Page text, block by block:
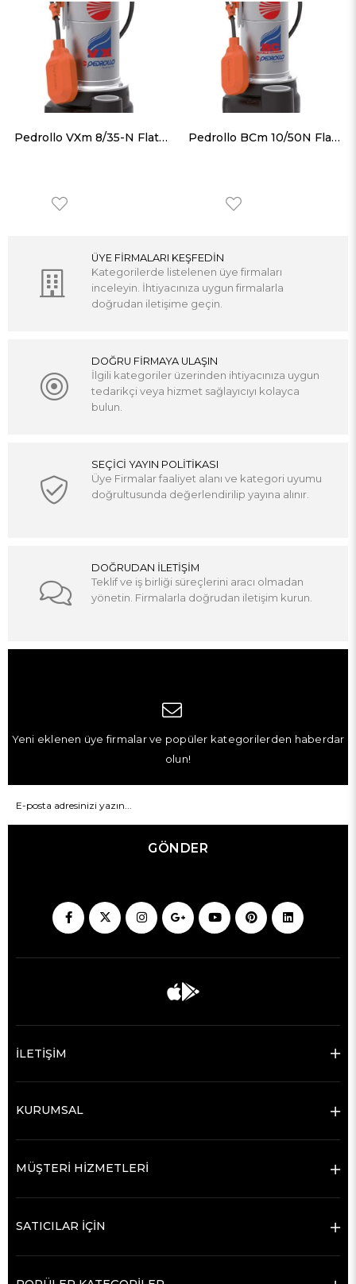
Pedrollo VXm 8/35-N Flatörlü Paslanmaz Gövdeli Foseptik Dalgıç Pompa Pedrollo BCm 10/50N Flatörlü Paslanmaz Gövdeli Foseptik Dalgıç Pompa
ÜYE FİRMALARI KEŞFEDİN
Kategorilerde listelenen üye firmaları
inceleyin. İhtiyacınıza uygun firmalarla
doğrudan iletişime geçin.
DOĞRU FİRMAYA ULAŞIN
İlgili kategoriler üzerinden ihtiyacınıza uygun
tedarikçi veya hizmet sağlayıcıyı kolayca
bulun.
SEÇİCİ YAYIN POLİTİKASI
Üye Firmalar faaliyet alanı ve kategori uyumu
doğrultusunda değerlendirilip yayına alınır.
DOĞRUDAN İLETİŞİM
Teklif ve iş birliği süreçlerini aracı olmadan
yönetin. Firmalarla doğrudan iletişim kurun.
Yeni eklenen üye firmalar ve popüler kategorilerden haberdar
olun!
GÖNDER
İLETİŞİM
KURUMSAL
MÜŞTERİ HİZMETLERİ
SATICILAR İÇİN